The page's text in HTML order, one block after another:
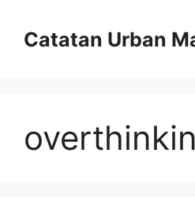
contentCatatan Urban